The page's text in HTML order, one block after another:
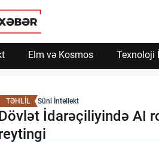
Elm və Kosmos Texnoloji
TƏHLİL Süni İntellekt
İdarəçiliyində AI